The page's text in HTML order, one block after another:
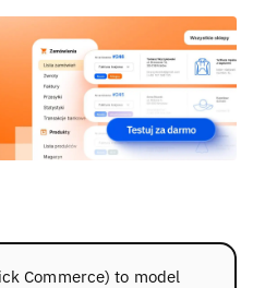
Commerce) to model